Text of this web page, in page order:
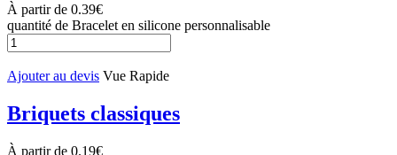
À partir de 0.39€
quantité de Bracelet en silicone personnalisable
Ajouter au devis Vue Rapide
Briquets classiques
À partir de 0.19€